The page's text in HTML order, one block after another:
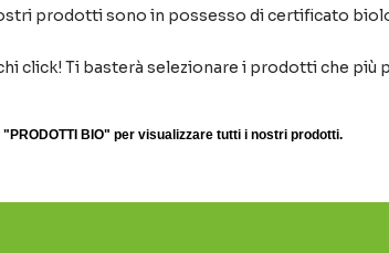
prodotti sono in possesso di certificato
click! Ti basterà selezionare i prodotti che
BIO" per visualizzare tutti i nostri prodotti.